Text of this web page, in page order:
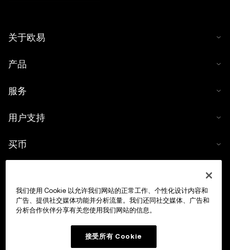
关于欧易
产品
服务
用户支持
买币
交易
我们使用 Cookie 以允许我们网站的正常工作、个性化设计内容和
广告、提供社交媒体功能并分析流量。我们还同社交媒体、广告和
分析合作伙伴分享有关您使用我们网站的信息。
接受所有 Cookie